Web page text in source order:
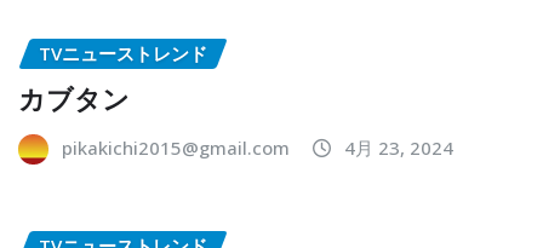
TVニューストレンド
カブタン
pikakichi2015@gmail.com 4月 23, 2024